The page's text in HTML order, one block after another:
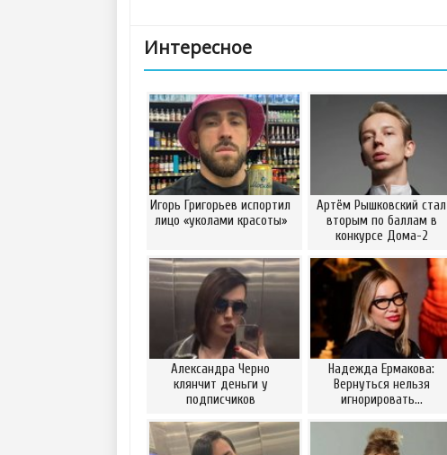
Интересное
Игорь Григорьев испортил
лицо «уколами красоты»
Артём Рышковский стал
вторым по баллам в
конкурсе Дома-2
Александра Черно
клянчит деньги у
подписчиков
Надежда Ермакова:
Вернуться нельзя
игнорировать…